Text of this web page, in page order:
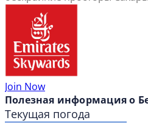
Join Now
Полезная информация о
Текущая погода